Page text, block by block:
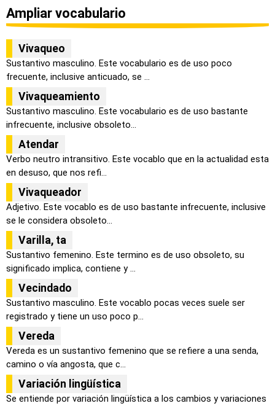
Ampliar vocabulario
Vivaqueo
Sustantivo masculino. Este vocabulario es de uso poco
frecuente, inclusive anticuado, se ...
Vivaqueamiento
Sustantivo masculino. Este vocabulario es de uso bastante
infrecuente, inclusive obsoleto...
Atendar
Verbo neutro intransitivo. Este vocablo que en la actualidad esta
en desuso, que nos refi...
Vivaqueador
Adjetivo. Este vocablo es de uso bastante infrecuente, inclusive
se le considera obsoleto...
Varilla, ta
Sustantivo femenino. Este termino es de uso obsoleto, su
significado implica, contiene y ...
Vecindado
Sustantivo masculino. Este vocablo pocas veces suele ser
registrado y tiene un uso poco p...
Vereda
Vereda es un sustantivo femenino que se refiere a una senda,
camino o vía angosta, que c...
Variación lingüística
Se entiende por variación lingüística a los cambios y variaciones